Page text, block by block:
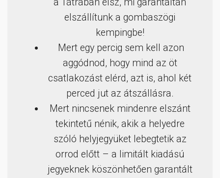
elszállítunk a gombaszögi
kempingbe!
Mert egy percig sem kell azon
aggódnod, hogy mind az öt
csatlakozást elérd, azt is, ahol két
perced jut az átszállásra.
Mert nincsenek mindenre elszánt
tekintetű nénik, akik a helyedre
szóló helyjegyüket lebegtetik az
orrod előtt – a limitált kiadású
jegyeknek köszönhetően garantált